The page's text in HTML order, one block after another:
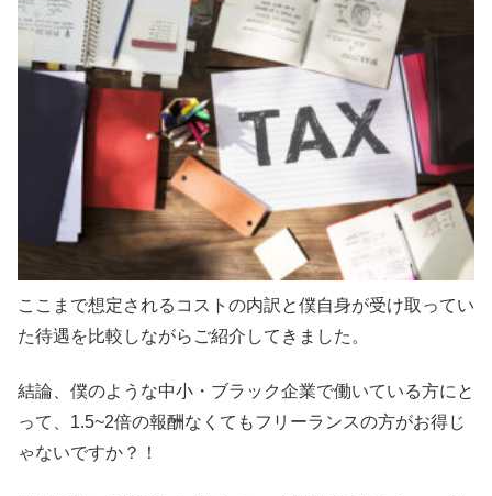
ここまで想定されるコストの内訳と僕自身が受け取ってい
た待遇を比較しながらご紹介してきました。
結論、僕のような中小・ブラック企業で働いている方にと
って、1.5~2倍の報酬なくてもフリーランスの方がお得じ
ゃないですか？！